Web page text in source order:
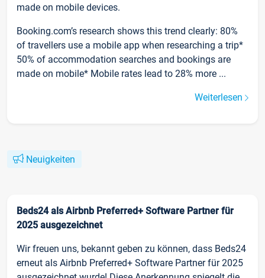
made on mobile devices.
Booking.com’s research shows this trend clearly: 80%
of travellers use a mobile app when researching a trip*
50% of accommodation searches and bookings are
made on mobile* Mobile rates lead to 28% more ...
Weiterlesen
Neuigkeiten
Beds24 als Airbnb Preferred+ Software Partner für
2025 ausgezeichnet
Wir freuen uns, bekannt geben zu können, dass Beds24
erneut als Airbnb Preferred+ Software Partner für 2025